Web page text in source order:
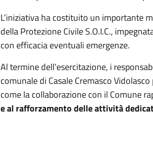
L’iniziativa ha costituito un importante
della Protezione Civile S.O.I.C.,
con efficacia eventuali emergenze.
Al termine dell’esercitazione, i
comunale di Casale Cremasco
come la collaborazione con il Comune
e al rafforzamento delle attività